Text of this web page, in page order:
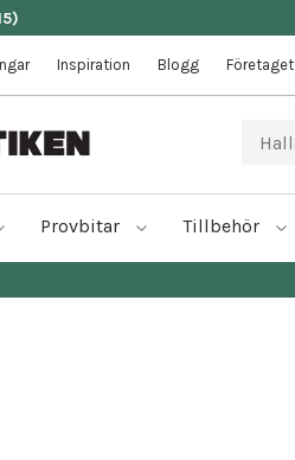
Inspiration Blogg Företaget
Provbitar Tillbehör